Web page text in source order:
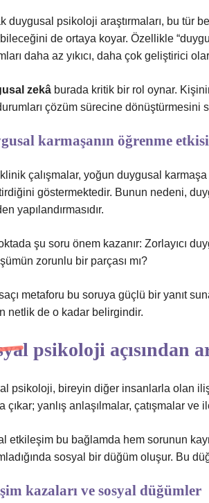
duygusal psikoloji araştırmaları, bu tür
de ortaya koyar. Özellikle
daha az yıkıcı, daha çok geliştirici
zekâ burada kritik bir rol oynar.
çözüm sürecine dönüştürmesini
karmaşanın öğrenme etkisi
klinik çalışmalar, yoğun duygusal
göstermektedir. Bunun nedeni,
yapılandırmasıdır.
şu soru önem kazanır: Zorlayıcı
zorunlu bir parçası mı?
metaforu bu soruya güçlü bir yanıt
netlik de o kadar belirgindir.
psikoloji açısından
psikoloji, bireyin diğer insanlarla olan
çıkar; yanlış anlaşılmalar, çatışmalar
etkileşim bu bağlamda hem sorunun
sosyal bir düğüm oluşur. Bu
kazaları ve sosyal düğümler